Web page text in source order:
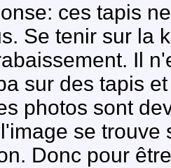
ces tapis
Se tenir sur la
Il
sur des tapis
photos sont
l'image se
Donc pour